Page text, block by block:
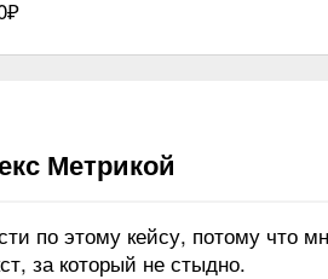
Метрикой
по этому кейсу, потому что
за который не стыдно.